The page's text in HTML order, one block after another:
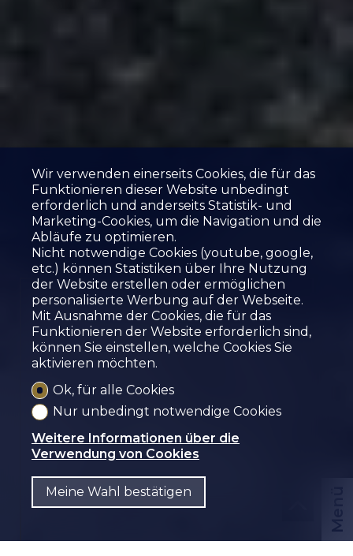
Menü
HAUS MIT
SUPERFICIALRECHT IN
CHALAIS
Chalais
Wir verwenden einerseits Cookies, die für das
Funktionieren dieser Website unbedingt
erforderlich und anderseits Statistik- und
Marketing-Cookies, um die Navigation und die
Abläufe zu optimieren.
Nicht notwendige Cookies (youtube, google,
etc.) können Statistiken über Ihre Nutzung
der Website erstellen oder ermöglichen
personalisierte Werbung auf der Webseite.
Mit Ausnahme der Cookies, die für das
Funktionieren der Website erforderlich sind,
können Sie einstellen, welche Cookies Sie
aktivieren möchten.
Ok, für alle Cookies
Nur unbedingt notwendige Cookies
Weitere Informationen über die
Verwendung von Cookies
Meine Wahl bestätigen